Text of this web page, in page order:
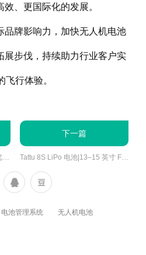
、更国际化的发展。
品牌影响力，加快无人机电池
展步伐，持续助力行业客户实
飞行体验。
下一篇
Tattu 8S LiPo 电池|13–15 英寸 FPV 无人机适用，专为大尺寸FPV机型设计
电池管理系统 无人机电池